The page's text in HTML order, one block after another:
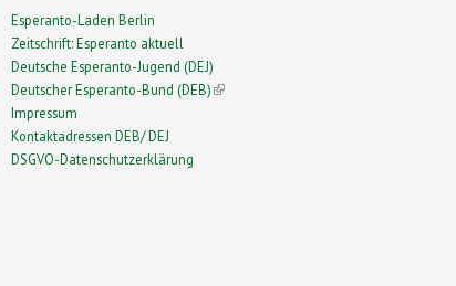
Esperanto-Laden Berlin
Zeitschrift: Esperanto aktuell
Deutsche Esperanto-Jugend (DEJ)
Deutscher Esperanto-Bund (DEB)(link is external)
Impressum
Kontaktadressen DEB/ DEJ
DSGVO-Datenschutzerklärung